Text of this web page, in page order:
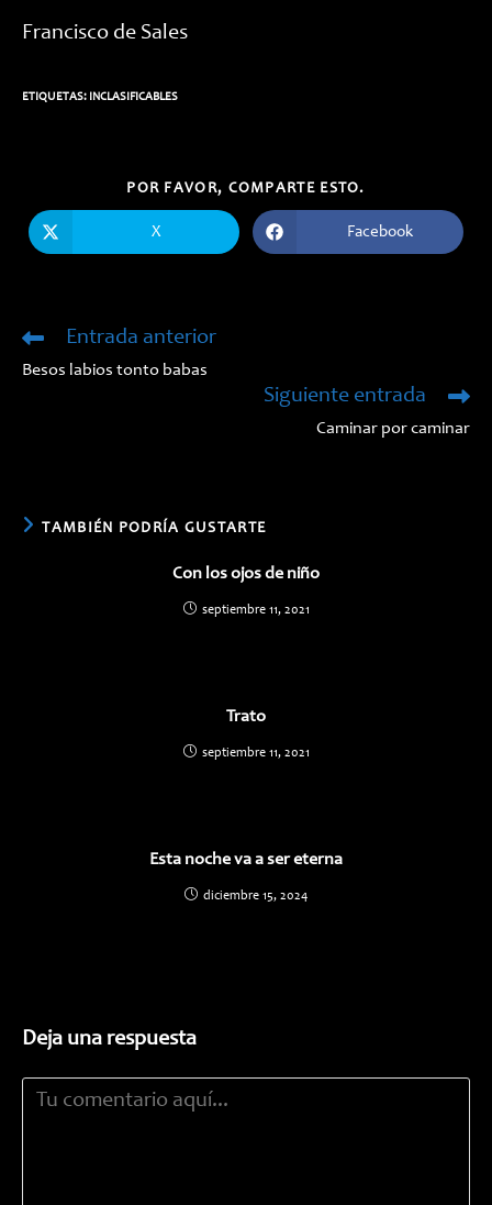
Francisco de Sales
ETIQUETAS: INCLASIFICABLES
POR FAVOR, COMPARTE ESTO.
CONTENIDO
abre
X
Se
abre
Facebook
Leer
artículos
Entrada anterior
Besos labios tonto babas
Siguiente entrada
Caminar por caminar
TAMBIÉN PODRÍA GUSTARTE
Con los ojos de niño
septiembre 11, 2021
Trato
septiembre 11, 2021
Esta noche va a ser eterna
diciembre 15, 2024
Deja una respuesta
Comentario